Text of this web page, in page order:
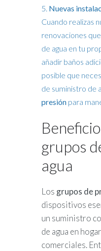
Nuevas
Cuando realizas
renovaciones
de agua en tu
añadir baños
posible que
de suministro de
presión para
grupos
agua
Los grupos de
dispositivos
un suministro
de agua en
comerciales.